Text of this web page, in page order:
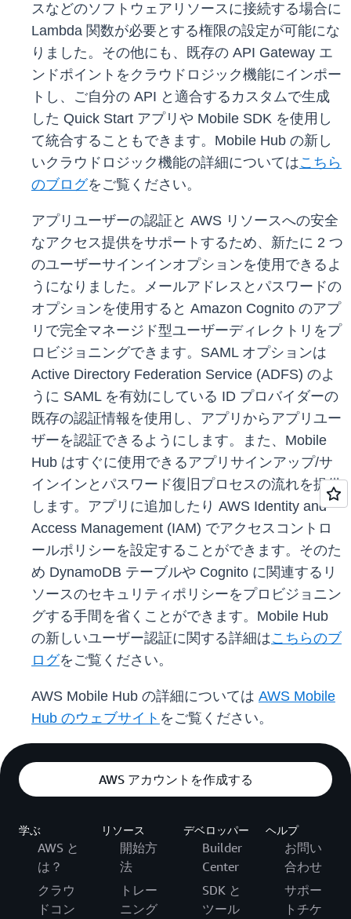
スなどのソフトウェアリソースに接続する場合に
Lambda 関数が必要とする権限の設定が可能にな
りました。その他にも、既存の API Gateway エ
ンドポイントをクラウドロジック機能にインポー
トし、ご自分の API と適合するカスタムで生成
した Quick Start アプリや Mobile SDK を使用し
て統合することもできます。Mobile Hub の新し
いクラウドロジック機能の詳細についてはこちら
のブログをご覧ください。
アプリユーザーの認証と AWS リソースへの安全
なアクセス提供をサポートするため、新たに 2 つ
のユーザーサインインオプションを使用できるよ
うになりました。メールアドレスとパスワードの
オプションを使用すると Amazon Cognito のアプ
リで完全マネージド型ユーザーディレクトリをプ
ロビジョニングできます。SAML オプションは
Active Directory Federation Service (ADFS) のよ
うに SAML を有効にしている ID プロバイダーの
既存の認証情報を使用し、アプリからアプリユー
ザーを認証できるようにします。また、Mobile
Hub はすぐに使用できるアプリサインアップ/サ
インインとパスワード復旧プロセスの流れを提供
します。アプリに追加したり AWS Identity and
Access Management (IAM) でアクセスコントロ
ールポリシーを設定することができます。そのた
め DynamoDB テーブルや Cognito に関連するリ
ソースのセキュリティポリシーをプロビジョニン
グする手間を省くことができます。Mobile Hub
の新しいユーザー認証に関する詳細はこちらのブ
ログをご覧ください。
AWS Mobile Hub の詳細については AWS Mobile
Hub のウェブサイト をご覧ください。
AWS アカウントを作成する
学ぶ
AWS と
は？
クラウ
ドコン
リソース
開始方
法
トレー
ニング
デベロッパー
Builder
Center
SDK と
ツール
ヘルプ
お問い
合わせ
サポー
トチケ